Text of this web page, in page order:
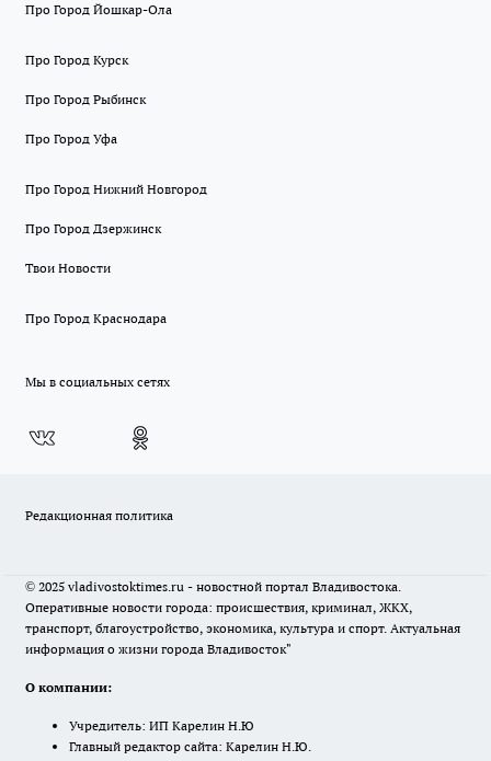
Про Город Йошкар-Ола
Про Город Курск
Про Город Рыбинск
Про Город Уфа
Про Город Нижний Новгород
Про Город Дзержинск
Твои Новости
Про Город Краснодара
Мы в социальных сетях
Редакционная политика
© 2025 vladivostoktimes.ru - новостной портал Владивостока.
Оперативные новости города: происшествия, криминал, ЖКХ,
транспорт, благоустройство, экономика, культура и спорт. Актуальная
информация о жизни города Владивосток"
О компании:
Учредитель: ИП Карелин Н.Ю
Главный редактор сайта: Карелин Н.Ю.